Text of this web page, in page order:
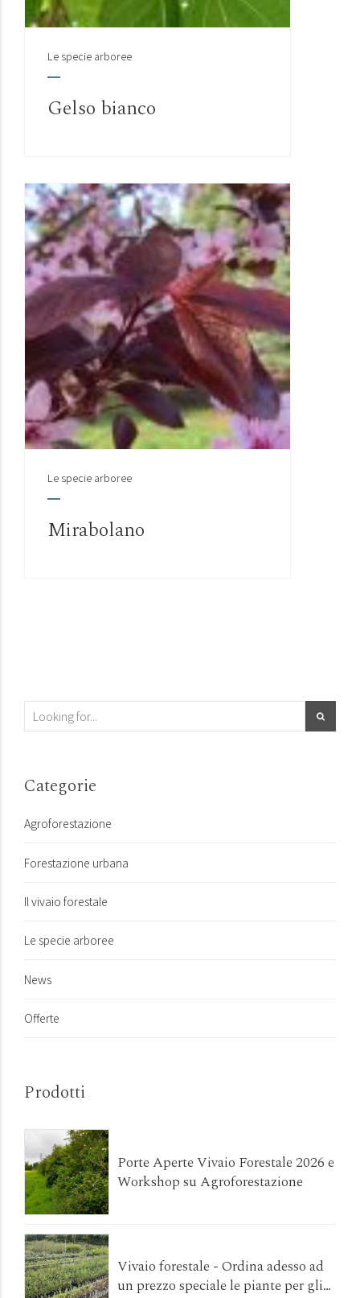
Le specie arboree
Gelso bianco
Le specie arboree
Mirabolano
Categorie
Agroforestazione
Forestazione urbana
Il vivaio forestale
Le specie arboree
News
Offerte
Prodotti
Porte Aperte Vivaio Forestale 2026 e
Workshop su Agroforestazione
Vivaio forestale - Ordina adesso ad
un prezzo speciale le piante per gli